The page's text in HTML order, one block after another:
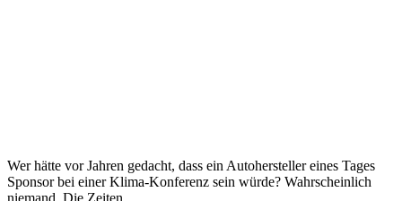
Wer hätte vor Jahren gedacht, dass ein Autohersteller eines Tages
Sponsor bei einer Klima-Konferenz sein würde? Wahrscheinlich
niemand. Die Zeiten